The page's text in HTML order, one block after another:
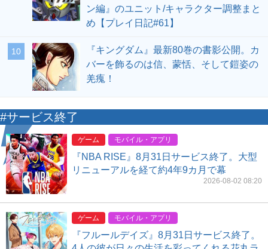
ン編』のユニット/キャラクター調整まと
め【プレイ日記#61】
10
『キングダム』最新80巻の書影公開。カ
バーを飾るのは信、蒙恬、そして鎧姿の
羌瘣！
#サービス終了
ゲーム モバイル・アプリ
『NBA RISE』8月31日サービス終了。大型
リニューアルを経て約4年9カ月で幕
2026-08-02 08:20
ゲーム モバイル・アプリ
『フルールデイズ』8月31日サービス終了。